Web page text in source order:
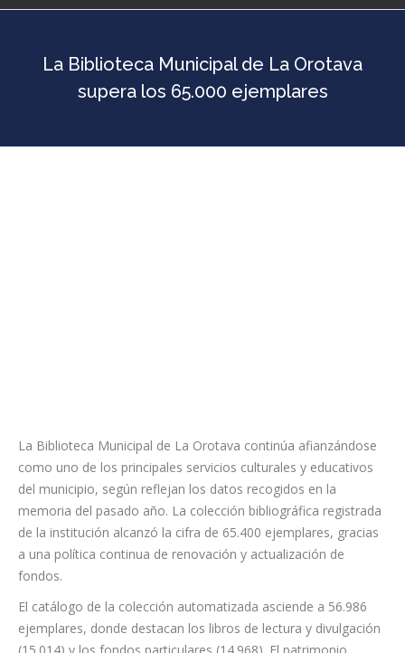
La Biblioteca Municipal de La Orotava
La Biblioteca Municipal de La Orotava continúa afianzándose
como uno de los principales servicios culturales y educativos
del municipio, según reflejan los datos recogidos en la
memoria del pasado año. La colección bibliográfica registrada
de la institución alcanzó la cifra de 65.400 ejemplares, gracias
a una política continua de renovación y actualización de
fondos.